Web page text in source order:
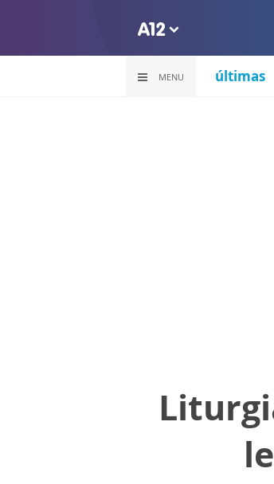
MENU últimas